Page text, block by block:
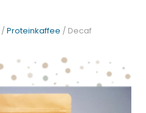
/Proteinkaffee / Decaf